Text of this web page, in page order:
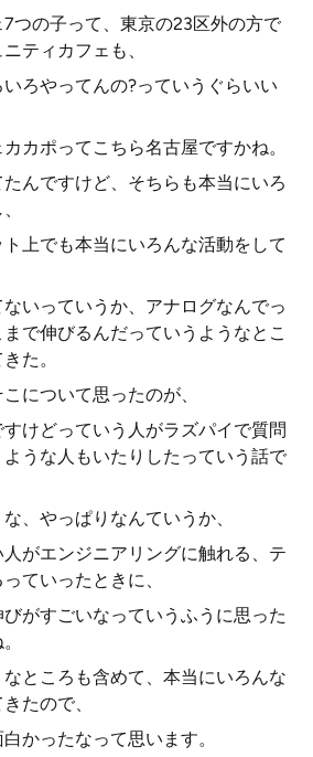
つの子って、東京の23区外の方で
ティカフェも、
ろやってんの?っていうぐらいい
カポってこちら名古屋ですかね。
んですけど、そちらも本当にいろ
上でも本当にいろんな活動をして
いっていうか、アナログなんでっ
で伸びるんだっていうようなとこ
た。
について思ったのが、
けどっていう人がラズパイで質問
うな人もいたりしたっていう話で
、やっぱりなんていうか、
がエンジニアリングに触れる、テ
ていったときに、
がすごいなっていうふうに思った
ところも含めて、本当にいろんな
たので、
かったなって思います。